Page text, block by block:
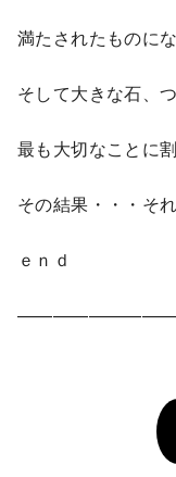
満たされたものにな
そして大きな石、
最も大切なことに
その結果・・・そ
ｅｎｄ